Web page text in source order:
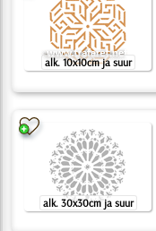
alk. 10x10cm ja suur
alk. 30x30cm ja suur